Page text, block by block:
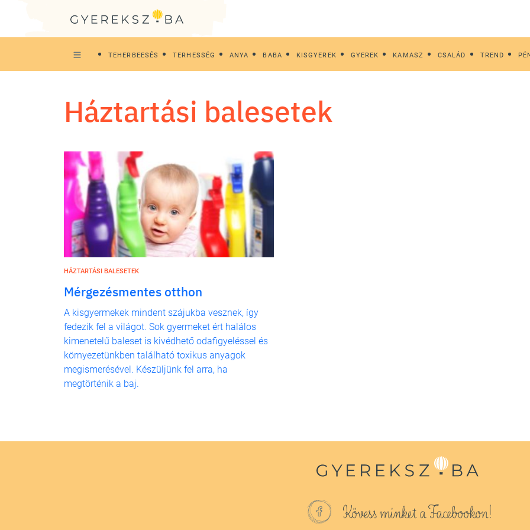
TEHERBEESÉS TERHESSÉG ANYA BABA KISGYEREK GYEREK KAMASZ CSALÁD TREND
háztartási balesetek
HÁZTARTÁSI BALESETEK
Mérgezésmentes otthon
A kisgyermekek mindent szájukba vesznek, így
fedezik fel a világot. Sok gyermeket ért halálos
kimenetelű baleset is kivédhető odafigyeléssel és
környezetünkben található toxikus anyagok
megismerésével. Készüljünk fel arra, ha
megtörténik a baj.
Kövess minket a Facebookon!